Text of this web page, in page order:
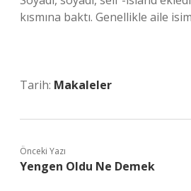
kısmına baktı. Genellikle aile
Tarih: Makaleler
Önceki Yazı
Yengen Oldu Ne Demek